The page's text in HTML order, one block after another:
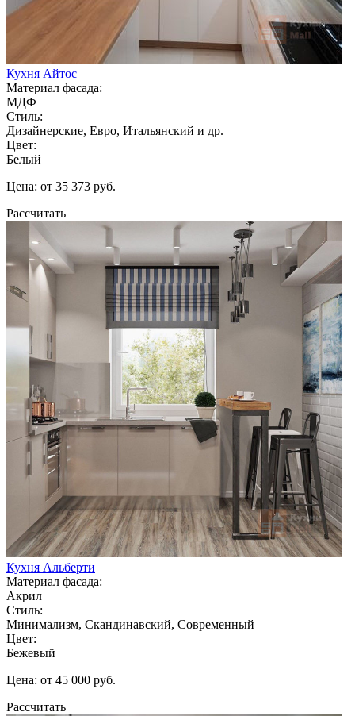
Кухня Айтос
Материал фасада:
МДФ
Стиль:
Дизайнерские, Евро, Итальянский и др.
Цвет:
Белый
Цена: от 35 373 руб.
Рассчитать
Кухня Альберти
Материал фасада:
Акрил
Стиль:
Минимализм, Скандинавский, Современный
Цвет:
Бежевый
Цена: от 45 000 руб.
Рассчитать